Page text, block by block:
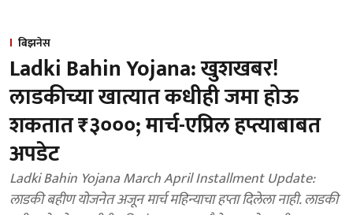
बिझनेस
Ladki Bahin Yojana: खुशखबर!
लाडकीच्या खात्यात कधीही जमा होऊ
शकतात ₹३०००; मार्च-एप्रिल हप्त्याबाबत
अपडेट
Ladki Bahin Yojana March April Installment Update:
लाडकी बहीण योजनेत अजून मार्च महिन्याचा हप्ता दिलेला नाही. लाडकी